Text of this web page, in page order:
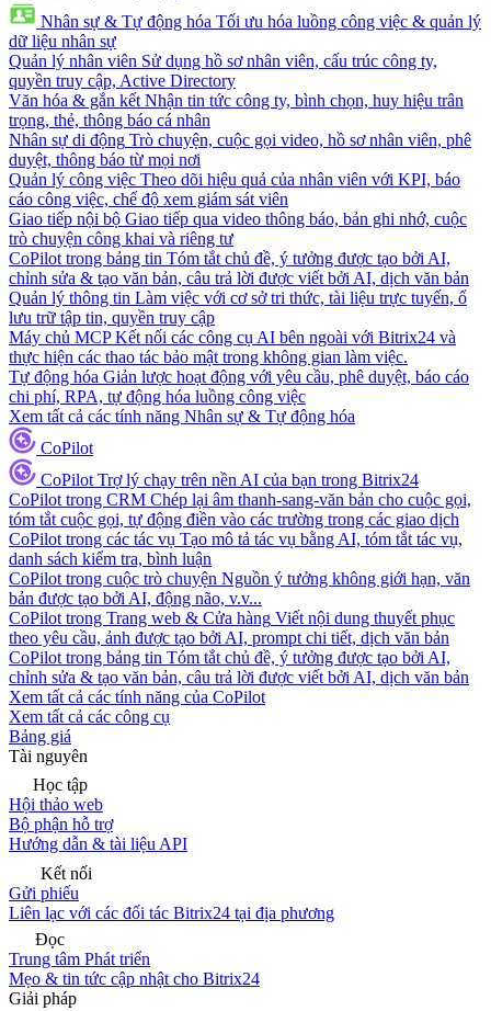
Nhân sự & Tự động hóa Tối ưu hóa luồng công việc & quản lý
dữ liệu nhân sự
Quản lý nhân viên Sử dụng hồ sơ nhân viên, cấu trúc công ty,
quyền truy cập, Active Directory
Văn hóa & gắn kết Nhận tin tức công ty, bình chọn, huy hiệu trân
trọng, thẻ, thông báo cá nhân
Nhân sự di động Trò chuyện, cuộc gọi video, hồ sơ nhân viên, phê
duyệt, thông báo từ mọi nơi
Quản lý công việc Theo dõi hiệu quả của nhân viên với KPI, báo
cáo công việc, chế độ xem giám sát viên
Giao tiếp nội bộ Giao tiếp qua video thông báo, bản ghi nhớ, cuộc
trò chuyện công khai và riêng tư
CoPilot trong bảng tin Tóm tắt chủ đề, ý tưởng được tạo bởi AI,
chỉnh sửa & tạo văn bản, câu trả lời được viết bởi AI, dịch văn bản
Quản lý thông tin Làm việc với cơ sở tri thức, tài liệu trực tuyến, ổ
lưu trữ tập tin, quyền truy cập
Máy chủ MCP Kết nối các công cụ AI bên ngoài với Bitrix24 và
thực hiện các thao tác bảo mật trong không gian làm việc.
Tự động hóa Giản lược hoạt động với yêu cầu, phê duyệt, báo cáo
chi phí, RPA, tự động hóa luồng công việc
Xem tất cả các tính năng Nhân sự & Tự động hóa
CoPilot
CoPilot Trợ lý chạy trên nền AI của bạn trong Bitrix24
CoPilot trong CRM Chép lại âm thanh-sang-văn bản cho cuộc gọi,
tóm tắt cuộc gọi, tự động điền vào các trường trong các giao dịch
CoPilot trong các tác vụ Tạo mô tả tác vụ bằng AI, tóm tắt tác vụ,
danh sách kiểm tra, bình luận
CoPilot trong cuộc trò chuyện Nguồn ý tưởng không giới hạn, văn
bản được tạo bởi AI, động não, v.v...
CoPilot trong Trang web & Cửa hàng Viết nội dung thuyết phục
theo yêu cầu, ảnh được tạo bởi AI, prompt chi tiết, dịch văn bản
CoPilot trong bảng tin Tóm tắt chủ đề, ý tưởng được tạo bởi AI,
chỉnh sửa & tạo văn bản, câu trả lời được viết bởi AI, dịch văn bản
Xem tất cả các tính năng của CoPilot
Xem tất cả các công cụ
Bảng giá
Tài nguyên
Học tập
Hội thảo web
Bộ phận hỗ trợ
Hướng dẫn & tài liệu API
Kết nối
Gửi phiếu
Liên lạc với các đối tác Bitrix24 tại địa phương
Đọc
Trung tâm Phát triển
Mẹo & tin tức cập nhật cho Bitrix24
Giải pháp